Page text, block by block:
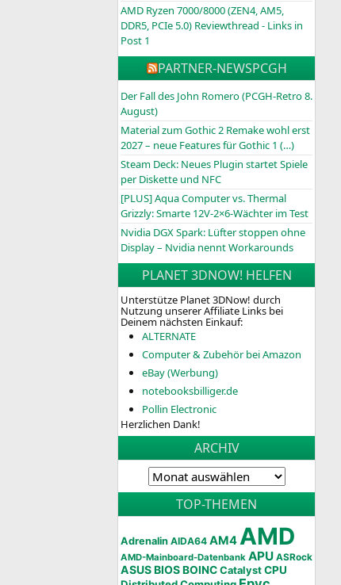
AMD Ryzen 7000/8000 (ZEN4, AM5,
DDR5, PCIe 5.0) Reviewthread - Links in
Post 1
PARTNER-NEWSPCGH
Der Fall des John Romero (PCGH-Retro 8.
August)
Material zum Gothic 2 Remake wohl erst
2027 – neue Features für Gothic 1 (…)
Steam Deck: Neues Plugin startet Spiele
per Diskette und NFC
[PLUS] Aqua Computer vs. Thermal
Grizzly: Smarte 12V-2×6-Wächter im Test
Nvidia DGX Spark: Lüfter stoppen ohne
Display – Nvidia nennt Workarounds
PLANET 3DNOW! HELFEN
Unterstütze Planet 3DNow! durch
Nutzung unserer Affiliate Links bei
Deinem nächsten Einkauf:
ALTERNATE
Computer & Zubehör bei Amazon
eBay (Werbung)
notebooksbilliger.de
Pollin Electronic
Herzlichen Dank!
ARCHIV
TOP-THEMEN
Adrenalin AIDA64 AM4AMD
AMD-Mainboard-Datenbank APU ASRock
ASUSBIOSBOINC Catalyst CPU